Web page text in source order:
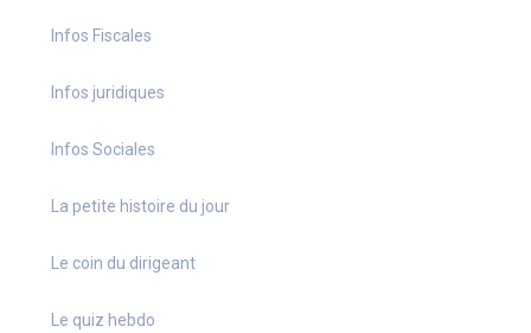
Infos Fiscales
Infos juridiques
Infos Sociales
La petite histoire du jour
Le coin du dirigeant
Le quiz hebdo